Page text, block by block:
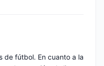
de fútbol. En cuanto a la